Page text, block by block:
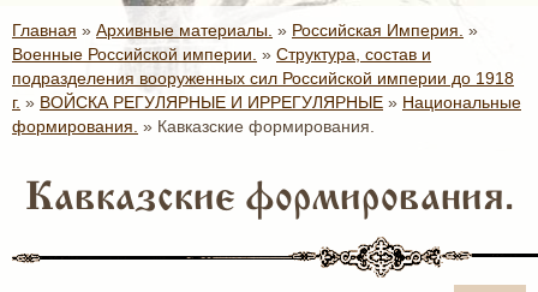
Главная » Архивные материалы. » Российская Империя. »
Военные Российской империи. » Структура, состав и
подразделения вооруженных сил Российской империи до 1918
г. » ВОЙСКА РЕГУЛЯРНЫЕ И ИРРЕГУЛЯРНЫЕ » Национальные
формирования. » Кавказские формирования.
Кавказские формирования.